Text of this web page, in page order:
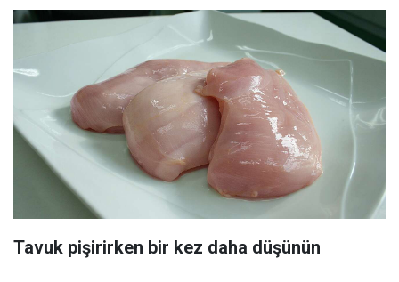
Tavuk pişirirken bir kez daha düşünün